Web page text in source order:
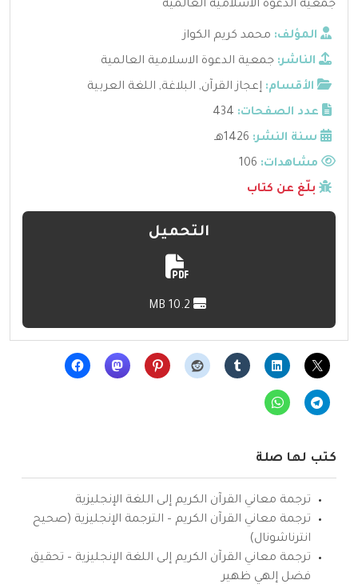
جمعية الدعوه الاسلامية العالميه
المؤلف: محمد كريم الكواز
الناشر: جمعية الدعوة الاسلامية العالمية
الأقسام: إعجاز القرآن, البلاغة, اللغة العربية
عدد الصفحات: 434
سنة النشر: 1426هـ
مشاهدات:
بلّغ عن كتاب
التحميل
كتب لها صلة
ترجمة معاني القرآن الكريم إلى اللغة الإنجليزية
ترجمة معاني القرآن الكريم – الترجمة الإنجليزية (صحيح
انترناشونال)
ترجمة معاني القرآن الكريم إلى اللغة الإنجليزية – تحقيق
فضل إلهي ظهير